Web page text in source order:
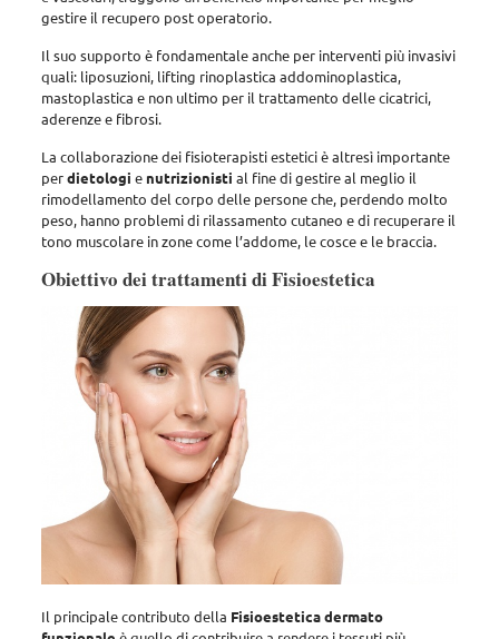
gestire il recupero post operatorio.
Il suo supporto è fondamentale anche per interventi più invasivi
quali: liposuzioni, lifting rinoplastica addominoplastica,
mastoplastica e non ultimo per il trattamento delle cicatrici,
aderenze e fibrosi.
La collaborazione dei fisioterapisti estetici è altresì importante
perdietologi e nutrizionisti al fine di gestire al meglio il
rimodellamento del corpo delle persone che, perdendo molto
peso, hanno problemi di rilassamento cutaneo e di recuperare il
tono muscolare in zone come l’addome, le cosce e le braccia.
Obiettivo dei trattamenti di Fisioestetica
Il principale contributo della Fisioestetica dermato